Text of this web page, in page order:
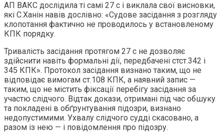
АП ВАКС дослідила ті самі 27 с і виклала свої висновки,
які С.Ханін навів дослівно: «Судове засідання з розгляду
клопотання фактично не проводилось у встановленому
КПК порядку.
Тривалість засідання протягом 27 с не дозволяє
здійснити навіть формальні дії, передбачені стст.342 і
345 КПК». Протокол засідання визнано таким, що не
відповідає вимогам ст.108 КПК, а наявний запис —
таким, що не містить фіксації перебігу засідання за
участю слідчого. Відтак докази, отримані під час обшуку
та покладені в обґрунтування підозри, визнано
недопустимими. Ухвалу слідчого судді скасовано, а
разом із нею — і повідомлення про підозру.